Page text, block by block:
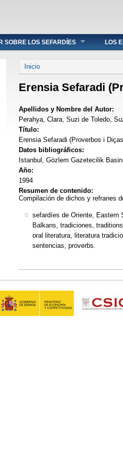
SOBRE LOS SEFARDÍES LOS
Se encuentra usted
Inicio
Erensia Sefaradi
Apellidos y Nombre del Autor:
Perahya, Clara, Suzi de Toledo,
Título:
Erensia Sefaradi (Proverbos i
Datos bibliográficos:
Istanbul, Gözlem Gazetecilik
Año:
1994
Resumen de contenido:
Compilación de dichos y refranes
sefardíes de Oriente, Eastern
Balkans, tradiciones,
oral literatura, literatura
sentencias, proverbs.